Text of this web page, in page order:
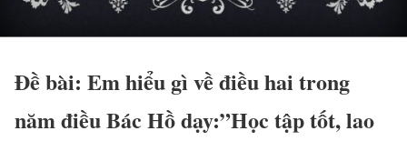
Đề bài: Em hiểu gì về điều hai trong
năm điều Bác Hồ dạy:”Học tập tốt, lao